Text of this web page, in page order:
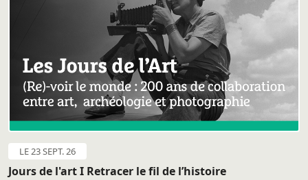
LE 23 SEPT. 26
Jours de l'art I Retracer le fil de l’histoire